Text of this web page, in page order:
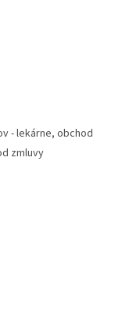
- lekárne, obchod
zmluvy